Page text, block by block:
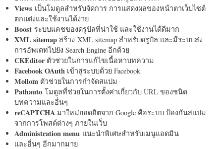
Views เป็นโมดูลสำหรับจัดการ การแสดงผลของหน้าตาเว็บไซต์
ตกแต่งและใช้งานได้ง่าย
Boost ระบบแคชของดรูปัลที่น่าใช้ และใช้งานได้ดีมาก
XML sitemap สร้าง XML sitemap สำหรับดรูปัล และมีระบบส่ง
การอัพเดทไปยัง Search Engine อีกด้วย
CKEditorตัวช่วยในการแก้ไขเนื้อหาบทความ
Facebook OAuth เข้าสู่ระบบด้วย Facebook
Mollom ตัวช่วยในการกำจัดสแปม
Pathauto โมดูลที่ช่วยในการตั้งค่าเกี่ยวกับ URL ของชนิด
บทความและอื่นๆ
reCAPTCHA มาใหม่ยอดฮิตจาก Google คือระบบ ป้องกันสแปม
จากการโพสต์ต่างๆ ภายในเว็บ
Administration menu แนะนำพิเศษสำหรับเมนูแอดมิน
และอื่นๆ อีกมากมาย